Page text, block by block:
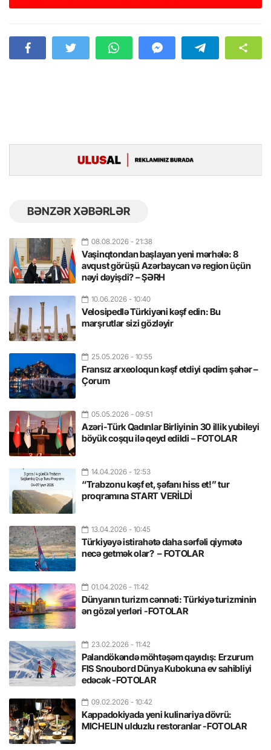
BƏNZƏR XƏBƏRLƏR
08.08.2026 - 21:38
Vaşinqtondan başlayan yeni mərhələ: 8
avqust görüşü Azərbaycan və region üçün
nəyi dəyişdi? – ŞƏRH
10.06.2026 - 10:40
Velosipedlə Türkiyəni kəşf edin: Bu
marşrutlar sizi gözləyir
25.05.2026 - 10:55
Fransız arxeoloqun kəşf etdiyi qədim şəhər –
Çorum
05.05.2026 - 09:51
Azəri-Türk Qadınlar Birliyinin 30 illik yubileyi
böyük coşqu ilə qeyd edildi – FOTOLAR
14.04.2026 - 12:53
“Trabzonu kəşf et, şəfanı hiss et!” tur
proqramına START VERİLDİ
13.04.2026 - 10:45
Türkiyəyə istirahətə daha sərfəli qiymətə
necə getmək olar? – FOTOLAR
01.04.2026 - 11:42
Dünyanın turizm cənnəti: Türkiyə turizminin
ən gözəl yerləri -FOTOLAR
23.02.2026 - 11:42
Palandökəndə möhtəşəm qayıdış: Erzurum
FIS Snoubord Dünya Kubokuna ev sahibliyi
edəcək -FOTOLAR
09.02.2026 - 10:42
Kappadokiyada yeni kulinariya dövrü:
MICHELIN ulduzlu restoranlar -FOTOLAR